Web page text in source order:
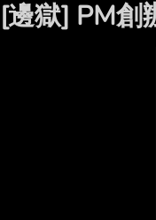
[邊獄] PM創